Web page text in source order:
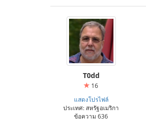
T0dd
16
แสดงโปรไฟล์
ประเทศ: สหรัฐอเมริกา
ข้อความ 636